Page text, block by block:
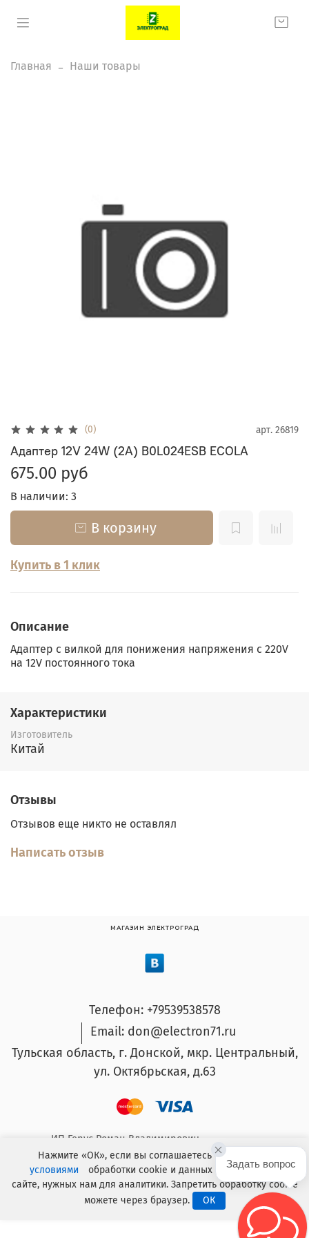
Главная Наши товары
(0) арт. 26819
Адаптер 12V 24W (2A) B0L024ESB ECOLA
675.00 руб
В наличии: 3
В корзину
Купить в 1 клик
Описание
Адаптер с вилкой для понижения напряжения с 220V
на 12V постоянного тока
Характеристики
Изготовитель
Китай
Отзывы
Отзывов еще никто не оставлял
Написать отзыв
Телефон: +79539538578
Email: don@electron71.ru
Тульская область, г. Донской, мкр. Центральный,
ул. Октябрьская, д.63
МАГАЗИН ЭЛЕКТРОГРАД
ИП Герус Роман Владимирович.
ОГРНИП: 304714932300026 ИНН: 711400010184
Интернет магазин создан F_Mulder в 2021 году
Нажмите «ОК», если вы соглашаетесь с условиями
условиями
обработки cookie и данных о поведении на
сайте, нужных нам для аналитики. Запретить обработку cookie
можете через браузер.
ОК
Задать вопрос